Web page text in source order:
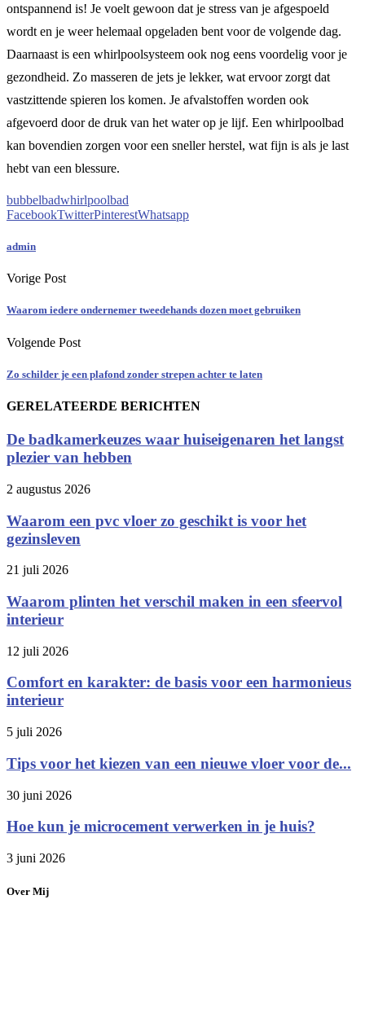
ontspannend is! Je voelt gewoon dat je stress van je afgespoeld
wordt en je weer helemaal opgeladen bent voor de volgende dag.
Daarnaast is een whirlpoolsysteem ook nog eens voordelig voor je
gezondheid. Zo masseren de jets je lekker, wat ervoor zorgt dat
vastzittende spieren los komen. Je afvalstoffen worden ook
afgevoerd door de druk van het water op je lijf. Een whirlpoolbad
kan bovendien zorgen voor een sneller herstel, wat fijn is als je last
hebt van een blessure.
bubbelbadwhirlpoolbad
FacebookTwitterPinterestWhatsapp
admin
Vorige Post
Waarom iedere ondernemer tweedehands dozen moet gebruiken
Volgende Post
Zo schilder je een plafond zonder strepen achter te laten
GERELATEERDE BERICHTEN
De badkamerkeuzes waar huiseigenaren het langst
plezier van hebben
2 augustus 2026
Waarom een pvc vloer zo geschikt is voor het
gezinsleven
21 juli 2026
Waarom plinten het verschil maken in een sfeervol
interieur
12 juli 2026
Comfort en karakter: de basis voor een harmonieus
interieur
5 juli 2026
Tips voor het kiezen van een nieuwe vloer voor de...
30 juni 2026
Hoe kun je microcement verwerken in je huis?
3 juni 2026
Over Mij